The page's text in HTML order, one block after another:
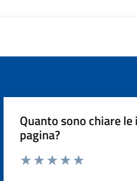
Quanto sono chiare
pagina?
Valuta da 1 a 5 stelle la pagina